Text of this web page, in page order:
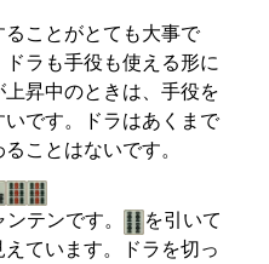
ことがとても大事で
ラも手役も使える形に
昇中のときは、手役を
です。ドラはあくまで
ことはないです。
テンです。
を引いて
ています。ドラを切っ